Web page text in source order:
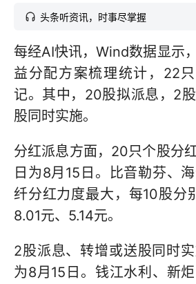
头条听资讯，时事尽掌握
每经AI快讯，Wind数据显示
益分配方案梳理统计，22
记。其中，20股拟派息，2
股同时实施。
分红派息方面，20只个股分
日为8月15日。比音勒芬、
纤分红力度最大，每10股分
8.01元、5.14元。
2股派息、转增或送股同时
为8月15日。钱江水利、新